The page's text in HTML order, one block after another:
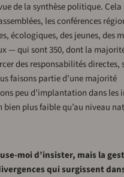
de la synthèse politique. Cela
les conférences
écologiques, des jeunes, des
— qui sont 350, dont la
des responsabilités directes,
faisons partie d’une majorité
peu d’implantation dans les
plus faible qu’au niveau
moi d’insister, mais la
qui surgissent